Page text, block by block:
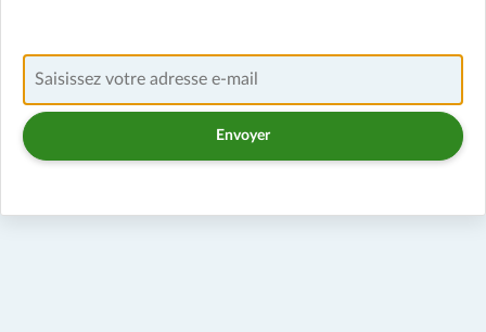
Saisissez votre adresse e-mail